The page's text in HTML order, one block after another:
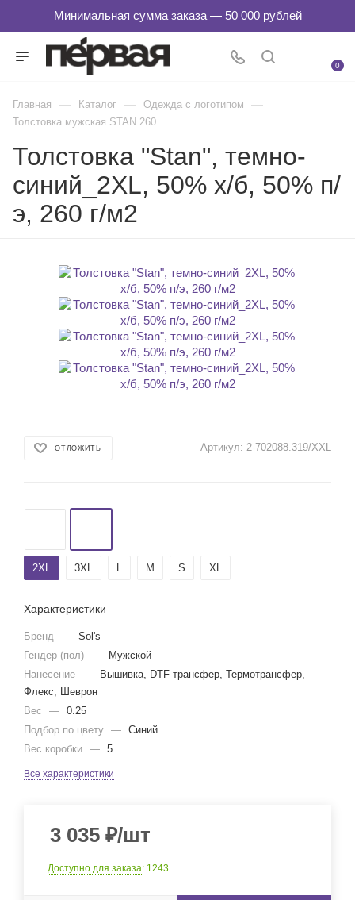
0
Главная — Каталог — Одежда с логотипом —
Толстовка мужская STAN 260
Толстовка "Stan", темно-
синий_2XL, 50% х/б, 50% п/
э, 260 г/м2
ОТЛОЖИТЬ Артикул: 2-702088.319/XXL
2XL 3XL L M S XL
Характеристики
Бренд — Sol's
Гендер (пол) —
Мужской
Нанесение —
Вышивка, DTF трансфер, Термотрансфер,
Флекс, Шеврон
Вес
— 0.25
Подбор по цвету — Синий
Вес коробки — 5
Все характеристики
3 035 ₽/шт
Доступно для заказа: 1243